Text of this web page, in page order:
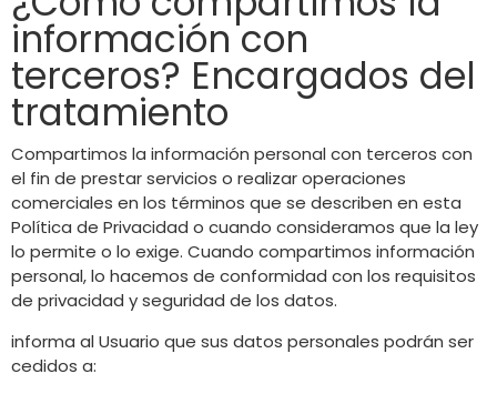
información con
terceros? Encargados del
tratamiento
Compartimos la información personal con terceros con
el fin de prestar servicios o realizar operaciones
comerciales en los términos que se describen en esta
Política de Privacidad o cuando consideramos que la ley
lo permite o lo exige. Cuando compartimos información
personal, lo hacemos de conformidad con los requisitos
de privacidad y seguridad de los datos.
informa al Usuario que sus datos personales podrán ser
cedidos a: